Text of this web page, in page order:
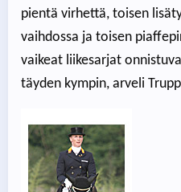
pientä virhettä, toisen
vaihdossa ja toisen
vaikeat liikesarjat
täyden kympin, arveli